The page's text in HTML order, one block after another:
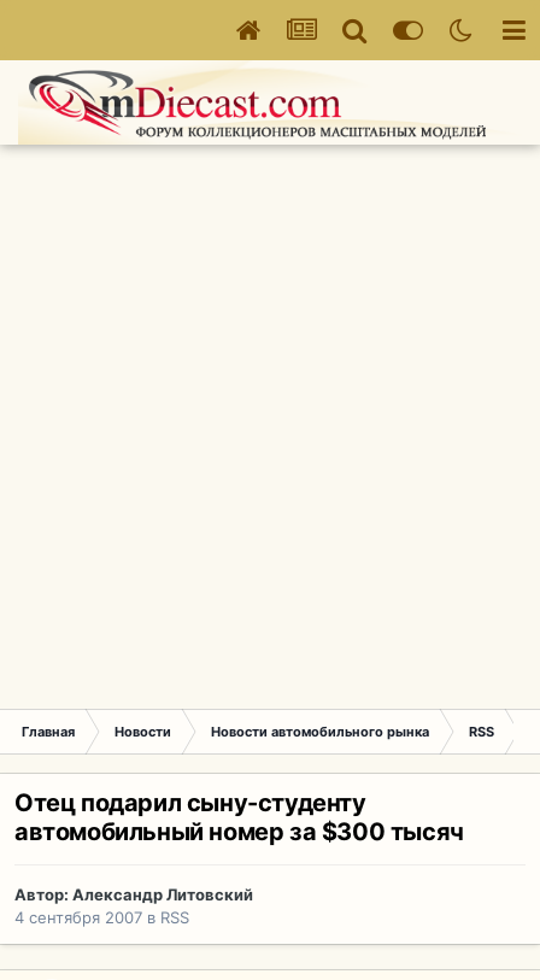
Главная Новости Новости автомобильного рынка RSS
Отец подарил сыну-студенту
автомобильный номер за $300 тысяч
Автор: Александр Литовский
4 сентября 2007 в RSS